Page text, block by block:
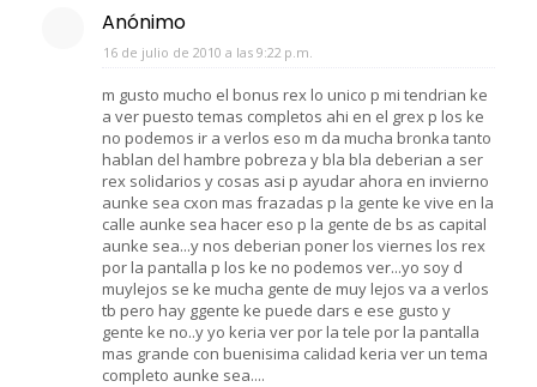
Anónimo
16 de julio de 2010 a las 9:22 p.m.
m gusto mucho el bonus rex lo unico p mi tendrian ke
a ver puesto temas completos ahi en el grex p los ke
no podemos ir a verlos eso m da mucha bronka tanto
hablan del hambre pobreza y bla bla deberian a ser
rex solidarios y cosas asi p ayudar ahora en invierno
aunke sea cxon mas frazadas p la gente ke vive en la
calle aunke sea hacer eso p la gente de bs as capital
aunke sea...y nos deberian poner los viernes los rex
por la pantalla p los ke no podemos ver...yo soy d
muylejos se ke mucha gente de muy lejos va a verlos
tb pero hay ggente ke puede dars e ese gusto y
gente ke no..y yo keria ver por la tele por la pantalla
mas grande con buenisima calidad keria ver un tema
completo aunke sea....